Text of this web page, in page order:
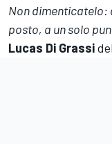
Non dimenticatelo:
posto, a un solo
Lucas Di Grassi